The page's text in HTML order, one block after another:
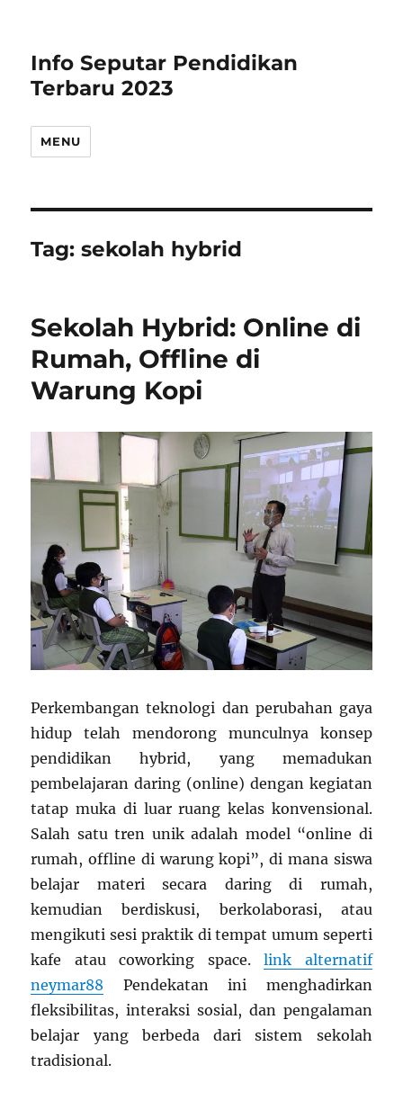
Info Seputar Pendidikan
Terbaru 2023
MENU
Tag:sekolah hybrid
Sekolah Hybrid: Online di
Rumah, Offline di
Warung Kopi
Perkembangan teknologi dan perubahan gaya
hidup telah mendorong munculnya konsep
pendidikan hybrid, yang memadukan
pembelajaran daring (online) dengan kegiatan
tatap muka di luar ruang kelas konvensional.
Salah satu tren unik adalah model “online di
rumah, offline di warung kopi”, di mana siswa
belajar materi secara daring di rumah,
kemudian berdiskusi, berkolaborasi, atau
mengikuti sesi praktik di tempat umum seperti
kafe atau coworking space.link alternatif
neymar88 Pendekatan ini menghadirkan
fleksibilitas, interaksi sosial, dan pengalaman
belajar yang berbeda dari sistem sekolah
tradisional.